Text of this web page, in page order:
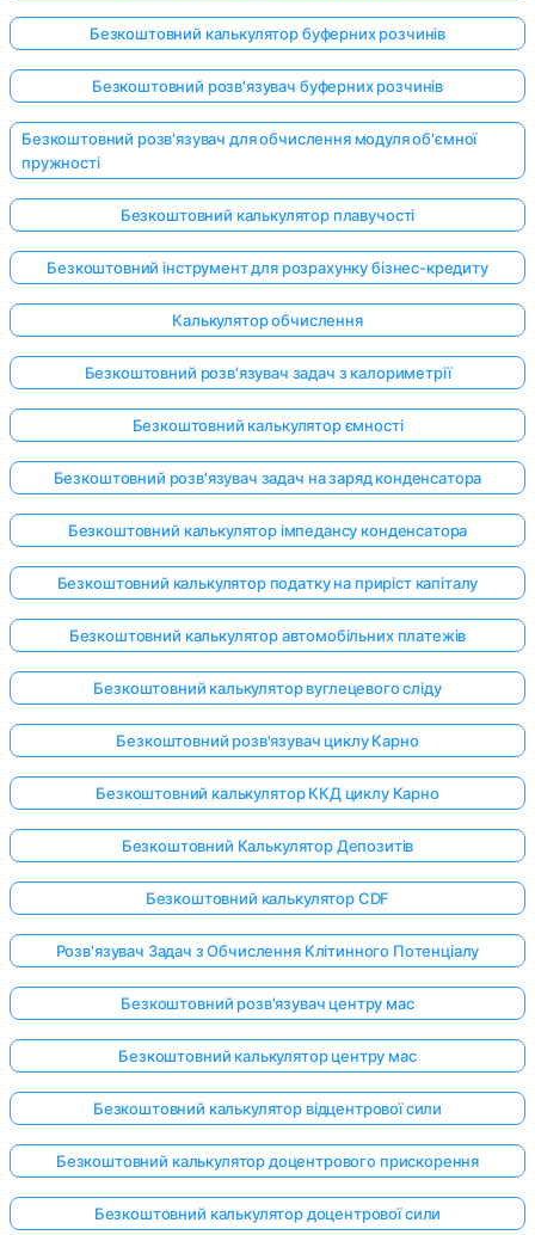
Безкоштовний калькулятор буферних розчинів
Безкоштовний розв'язувач буферних розчинів
Безкоштовний розв'язувач для обчислення модуля об'ємної
пружності
Безкоштовний калькулятор плавучості
Безкоштовний інструмент для розрахунку бізнес-кредиту
Калькулятор обчислення
Безкоштовний розв'язувач задач з калориметрії
Безкоштовний калькулятор ємності
Безкоштовний розв'язувач задач на заряд конденсатора
Безкоштовний калькулятор імпедансу конденсатора
Безкоштовний калькулятор податку на приріст капіталу
Безкоштовний калькулятор автомобільних платежів
Безкоштовний калькулятор вуглецевого сліду
Безкоштовний розв'язувач циклу Карно
Безкоштовний калькулятор ККД циклу Карно
Безкоштовний Калькулятор Депозитів
Безкоштовний калькулятор CDF
Розв'язувач Задач з Обчислення Клітинного Потенціалу
Безкоштовний розв'язувач центру мас
Безкоштовний калькулятор центру мас
Безкоштовний калькулятор відцентрової сили
Безкоштовний калькулятор доцентрового прискорення
Безкоштовний калькулятор доцентрової сили